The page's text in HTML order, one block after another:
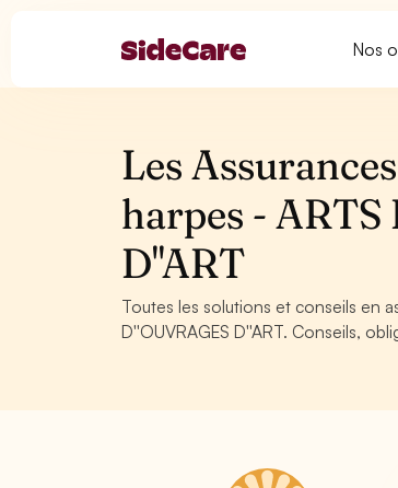
Nos
Les
harpes - ARTS
D''ART
Toutes les solutions et conseils en
D''OUVRAGES D''ART. Conseils,